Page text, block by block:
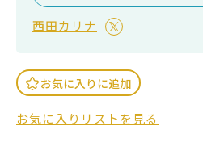
西田カリナ
お気に入りに追加
お気に入りリストを見る